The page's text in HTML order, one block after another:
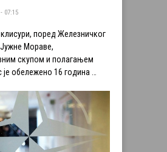
07:15
клисури, поред Железничког
Мораве,
скупом и полагањем
обележено 16 година …